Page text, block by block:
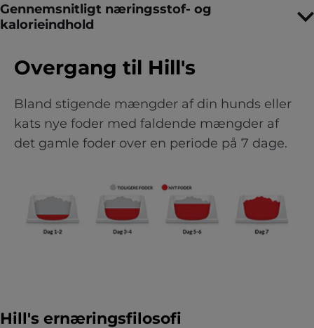
Gennemsnitligt næringsstof- og
kalorieindhold
Overgang til Hill's
Bland stigende mængder af din hunds eller
kats nye foder med faldende mængder af
det gamle foder over en periode på 7 dage.
Hill's ernæringsfilosofi